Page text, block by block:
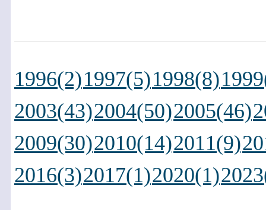
1996(2)1997(5)1998(8)
2003(43)2004(50)2005(46)
2009(30)2010(14)2011(9)
2016(3)2017(1)2020(1)